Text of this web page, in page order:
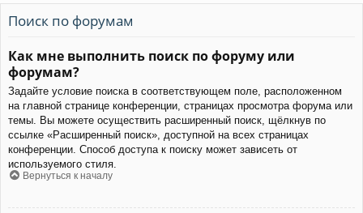
Поиск по форумам
Как мне выполнить поиск по форуму или
форумам?
Задайте условие поиска в соответствующем поле, расположенном
на главной странице конференции, страницах просмотра форума или
темы. Вы можете осуществить расширенный поиск, щёлкнув по
ссылке «Расширенный поиск», доступной на всех страницах
конференции. Способ доступа к поиску может зависеть от
используемого стиля.
Вернуться к началу